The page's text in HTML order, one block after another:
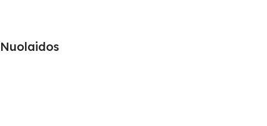
Nuolaidos